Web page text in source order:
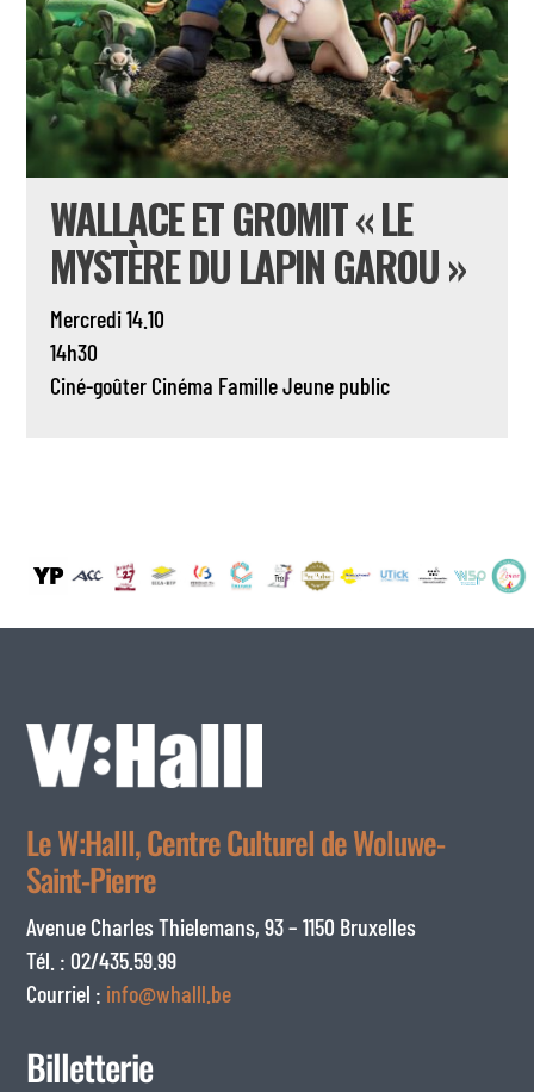
WALLACE ET GROMIT « LE
MYSTÈRE DU LAPIN GAROU »
Mercredi 14.10
14h30
Ciné-goûter Cinéma FamilleJeune public
Le W:Halll, Centre Culturel de Woluwe-
Saint-Pierre
Avenue Charles Thielemans, 93 – 1150 Bruxelles
Tél. : 02/435.59.99
Courriel : info@whalll.be
Billetterie